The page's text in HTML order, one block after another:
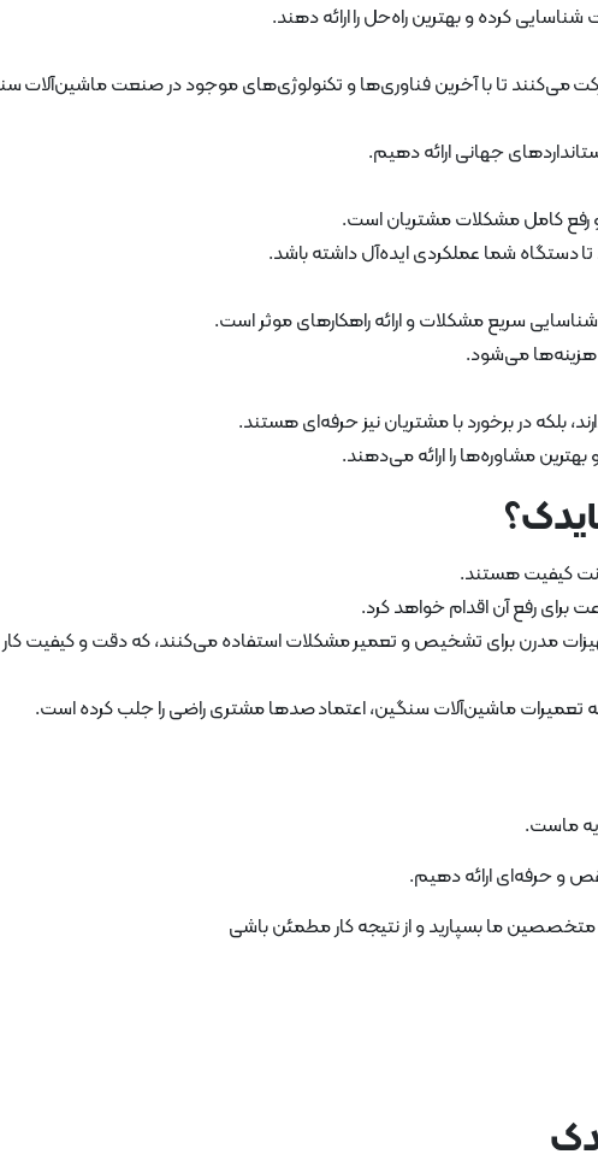
کرده و بهترین راه‌حل را ارائه دهند.
می‌کنند تا با آخرین فناوری‌ها و تکنولوژی‌های موجود در صنعت ماشین‌آلات
جهانی ارائه دهیم.
رفع کامل مشکلات مشتریان است.
دستگاه شما عملکردی ایده‌آل داشته باشد.
سریع مشکلات و ارائه راهکارهای موثر است.
می‌شود.
بلکه در برخورد با مشتریان نیز حرفه‌ای هستند.
مشاوره‌ها را ارائه می‌دهند.
کیفیت هستند.
برای رفع آن اقدام خواهد کرد.
مدرن برای تشخیص و تعمیر مشکلات استفاده می‌کنند، که دقت و کیفیت کار
تعمیرات ماشین‌آلات سنگین، اعتماد صدها مشتری راضی را جلب کرده است.
ماست.
و حرفه‌ای ارائه دهیم.
متخصصین ما بسپارید و از نتیجه کار مطمئن باشی